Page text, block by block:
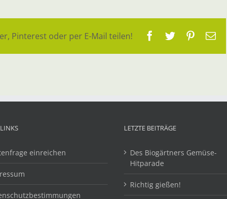
Pinterest oder per E-Mail teilen! Facebook
TwitterPinterest
E-
einreichen
LETZTE BEITRÄGE
Des Biogärtners Gemüse-
Hitparade
Richtig gießen!